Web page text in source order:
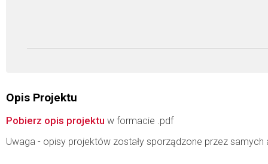
Opis Projektu
Pobierz opis projektu w formacie .pdf
Uwaga - opisy projektów zostały sporządzone przez